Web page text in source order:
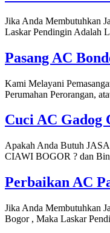
Jika Anda Membutuhkan
Laskar Pendingin Adalah
Pasang AC
Kami Melayani
Perumahan Perorangan,
Cuci AC Gadog
Apakah Anda Butuh
CIAWI BOGOR ? dan
Perbaikan AC
Jika Anda Membutuhkan
Bogor , Maka Laskar